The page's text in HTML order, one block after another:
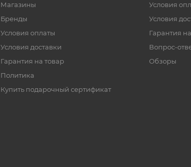
Магазины
Бренды
Условия оплаты
Условия доставки
Гарантия на товар
Политика
Купить подарочный сертификат
Условия
Условия
Гарантия
Вопрос-
Обзоры